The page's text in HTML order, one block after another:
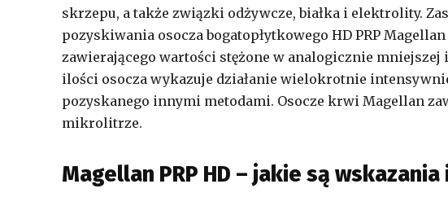
skrzepu, a także związki odżywcze, białka i elektrolity.
pozyskiwania osocza bogatopłytkowego HD PRP
zawierającego wartości stężone w analogicznie
ilości osocza wykazuje działanie wielokrotnie
pozyskanego innymi metodami. Osocze krwi Magellan
mikrolitrze.
Magellan PRP HD – jakie są